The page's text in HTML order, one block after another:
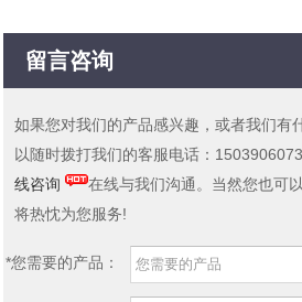
留言咨询
如果您对我们的产品感兴趣，或者我们有
以随时拨打我们的客服电话：
线咨询
在线与我们沟通。当然您也可
将热忱为您服务!
*您需要的产品：